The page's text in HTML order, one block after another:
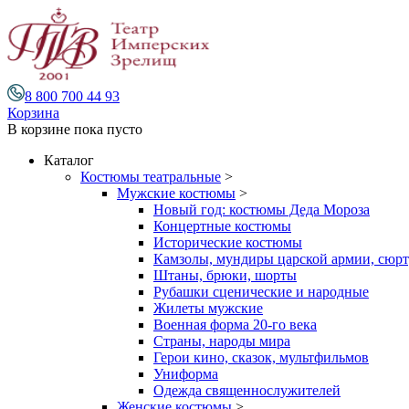
8 800 700 44 93
Корзина
В корзине пока пусто
Каталог
Костюмы театральные >
Мужские костюмы >
Новый год: костюмы Деда Мороза
Концертные костюмы
Исторические костюмы
Камзолы, мундиры царской армии,
Штаны, брюки, шорты
Рубашки сценические и народные
Жилеты мужские
Военная форма 20-го века
Страны, народы мира
Герои кино, сказок, мультфильмов
Униформа
Одежда священнослужителей